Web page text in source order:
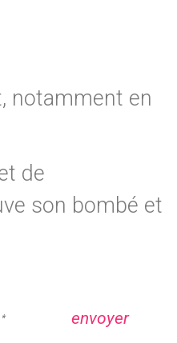
notamment en
de
son bombé et